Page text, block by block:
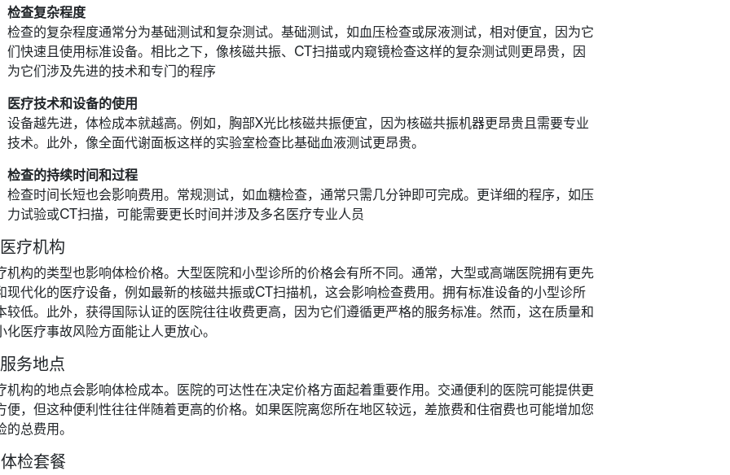
检查复杂程度
检查的复杂程度通常分为基础测试和复杂测试。基础测试，如血压检查或尿液测试，相对便宜，因为它
们快速且使用标准设备。相比之下，像核磁共振、CT扫描或内窥镜检查这样的复杂测试则更昂贵，因
为它们涉及先进的技术和专门的程序
医疗技术和设备的使用
设备越先进，体检成本就越高。例如，胸部X光比核磁共振便宜，因为核磁共振机器更昂贵且需要专业
技术。此外，像全面代谢面板这样的实验室检查比基础血液测试更昂贵。
检查的持续时间和过程
检查时间长短也会影响费用。常规测试，如血糖检查，通常只需几分钟即可完成。更详细的程序，如压
力试验或CT扫描，可能需要更长时间并涉及多名医疗专业人员
疗机构
机构的类型也影响体检价格。大型医院和小型诊所的价格会有所不同。通常，大型或高端医院拥有更先
现代化的医疗设备，例如最新的核磁共振或CT扫描机，这会影响检查费用。拥有标准设备的小型诊所
较低。此外，获得国际认证的医院往往收费更高，因为它们遵循更严格的服务标准。然而，这在质量和
化医疗事故风险方面能让人更放心。
务地点
机构的地点会影响体检成本。医院的可达性在决定价格方面起着重要作用。交通便利的医院可能提供更
便，但这种便利性往往伴随着更高的价格。如果医院离您所在地区较远，差旅费和住宿费也可能增加您
的总费用。
检套餐